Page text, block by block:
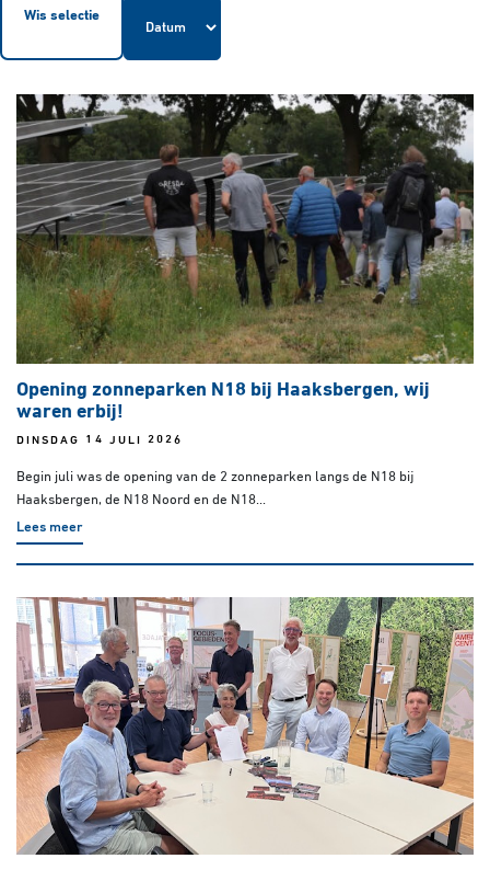
Wis selectie
Opening zonneparken N18 bij Haaksbergen, wij
waren erbij!
DINSDAG 14 JULI 2026
Begin juli was de opening van de 2 zonneparken langs de N18 bij
Haaksbergen, de N18 Noord en de N18...
Lees meer